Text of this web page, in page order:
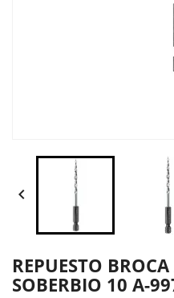

REPUESTO
SOBERBIO 10 A-